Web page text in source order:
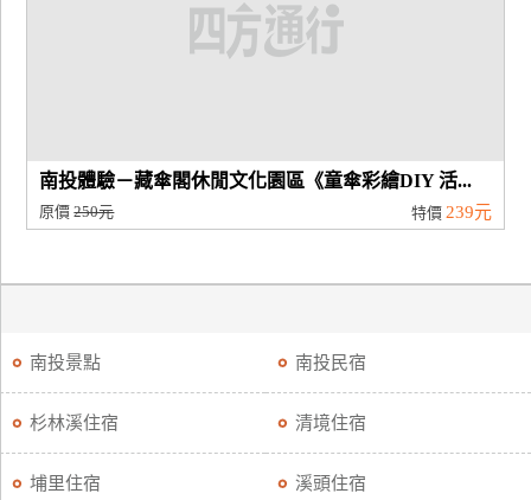
南投體驗－藏傘閣休閒文化園區《童傘彩繪DIY 活...
原價250元 特價 239元
南投景點 南投民宿
杉林溪住宿 清境住宿
埔里住宿 溪頭住宿